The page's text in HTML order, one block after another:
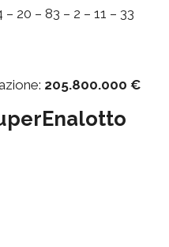
– 20 – 83 – 2 – 11 – 33
205.800.000 €